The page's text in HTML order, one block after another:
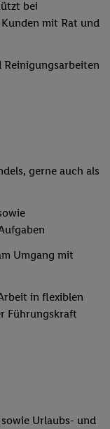
bei
mit Rat und
gerne auch als
Umgang mit
in flexiblen
Führungskraft
sowie Urlaubs- und